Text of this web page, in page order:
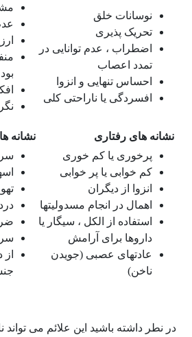
نوسانات خلق
تحریک پذیری
اضطراب ، عدم توانایی در
تمدد اعصاب
احساس تنهایی و انزوا
افسردگی یا ناراحتی کلی
نشانه های رفتاری
نشانه
پرخوری یا کم خوری
کم خوابی یا پر خوابی
انزوا از دیگران
اهمال در انجام مسدولیتها
استفاده از الکل ، سیگار یا
داروها برای آرامش
عادتهای عصبی (جویدن
ناخن)
در نطر داشته باشید این علائم می تواند